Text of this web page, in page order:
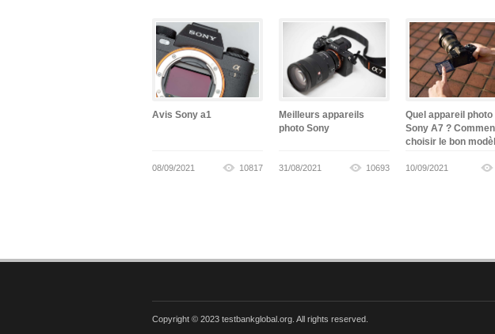
Avis Sony a1
08/09/2021 10817
Meilleurs appareils
photo Sony
31/08/2021 10693
Quel appareil photo
Sony A7 ?
choisir le bon
10/09/2021
Copyright © 2023 testbankglobal.org. All rights reserved.